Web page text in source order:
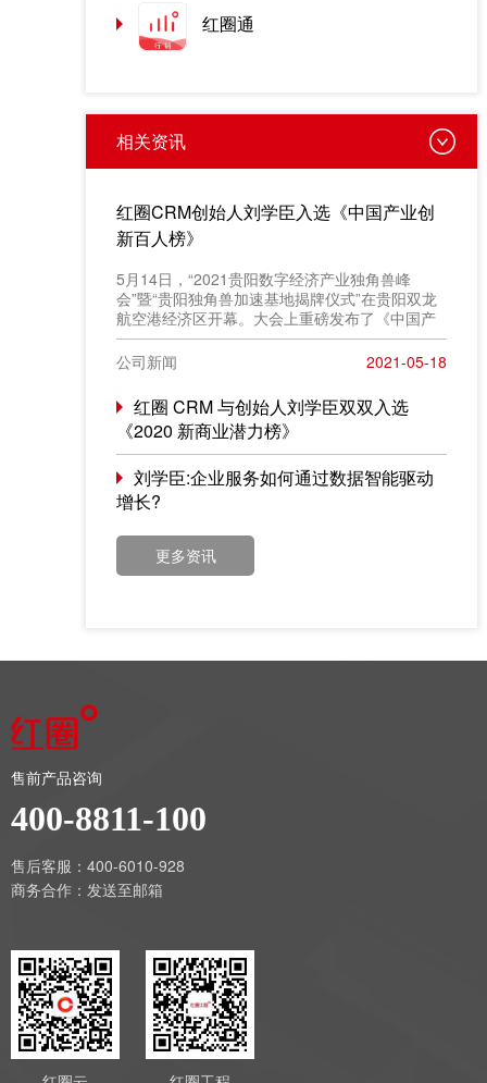
红圈通
相关资讯
红圈CRM创始人刘学臣入选《中国产业创
新百人榜》
​5月14日，“2021贵阳数字经济产业独角兽峰
会”暨“贵阳独角兽加速基地揭牌仪式”在贵阳双龙
航空港经济区开幕。大会上重磅发布了《中国产
业创新百人榜》评选结果，红圈 CRM 创始人
&CEO 刘学臣成功入选“2021产业创新百人榜”。
公司新闻 2021-05-18
红圈 CRM 与创始人刘学臣双双入选
《2020 新商业潜力榜》
刘学臣:企业服务如何通过数据智能驱动
增长?
更多资讯
售前产品咨询
400-8811-100
售后客服：400-6010-928
商务合作： 发送至邮箱